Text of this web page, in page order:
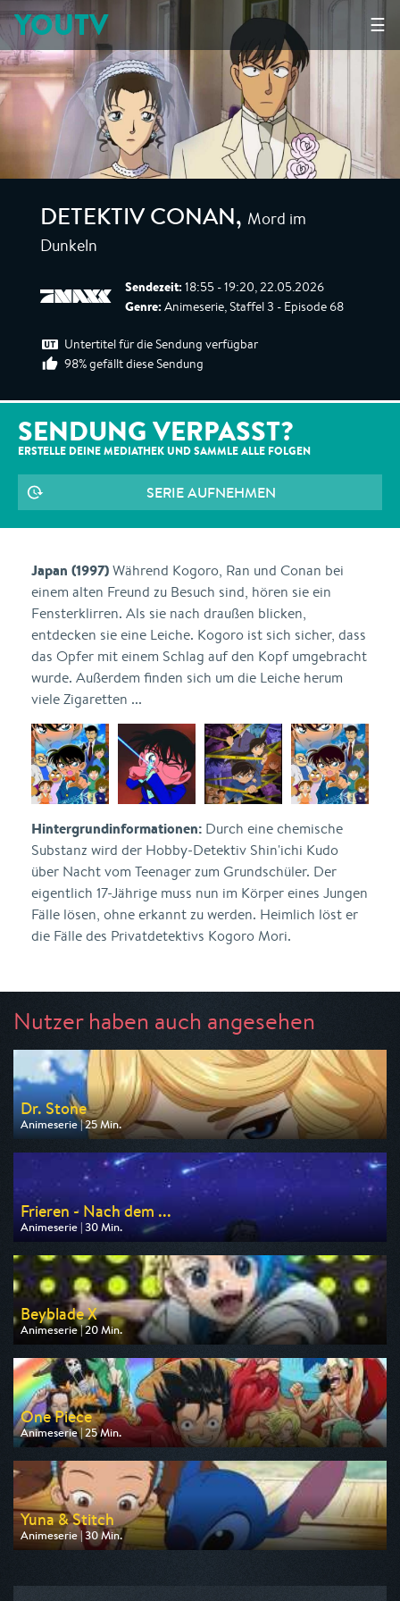
☰
YOUTV
DETEKTIV CONAN, Mord im
Dunkeln
Sendezeit: 18:55 - 19:20, 22.05.2026
Genre: Animeserie, Staffel 3 - Episode 68
Untertitel für die Sendung verfügbar
98% gefällt diese Sendung
SENDUNG VERPASST?
ERSTELLE DEINE MEDIATHEK UND SAMMLE ALLE FOLGEN
SERIE AUFNEHMEN
Japan (1997)Während Kogoro, Ran und Conan bei
einem alten Freund zu Besuch sind, hören sie ein
Fensterklirren. Als sie nach draußen blicken,
entdecken sie eine Leiche. Kogoro ist sich sicher, dass
das Opfer mit einem Schlag auf den Kopf umgebracht
wurde. Außerdem finden sich um die Leiche herum
viele Zigaretten ...
Hintergrundinformationen: Durch eine chemische
Substanz wird der Hobby-Detektiv Shin'ichi Kudo
über Nacht vom Teenager zum Grundschüler. Der
eigentlich 17-Jährige muss nun im Körper eines Jungen
Fälle lösen, ohne erkannt zu werden. Heimlich löst er
die Fälle des Privatdetektivs Kogoro Mori.
Nutzer haben auch angesehen
Dr. Stone
Animeserie | 25 Min.
Ausgestrahlt von Pro 7 Maxx
am 07.08.2026, 16:40
Frieren - Nach dem ...
Animeserie | 30 Min.
Ausgestrahlt von Pro 7 Maxx
am 08.08.2026, 00:20
Beyblade X
Animeserie | 20 Min.
Ausgestrahlt von Toggo Plus
am 08.08.2026, 20:25
One Piece
Animeserie | 25 Min.
Ausgestrahlt von Pro 7 Maxx
am 06.08.2026, 18:05
Yuna & Stitch
Animeserie | 30 Min.
Ausgestrahlt von Disney Channel